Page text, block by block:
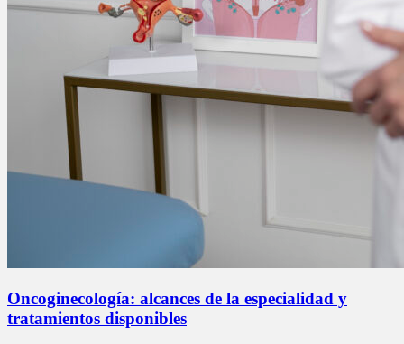
Oncoginecología: alcances de la especialidad y
tratamientos disponibles